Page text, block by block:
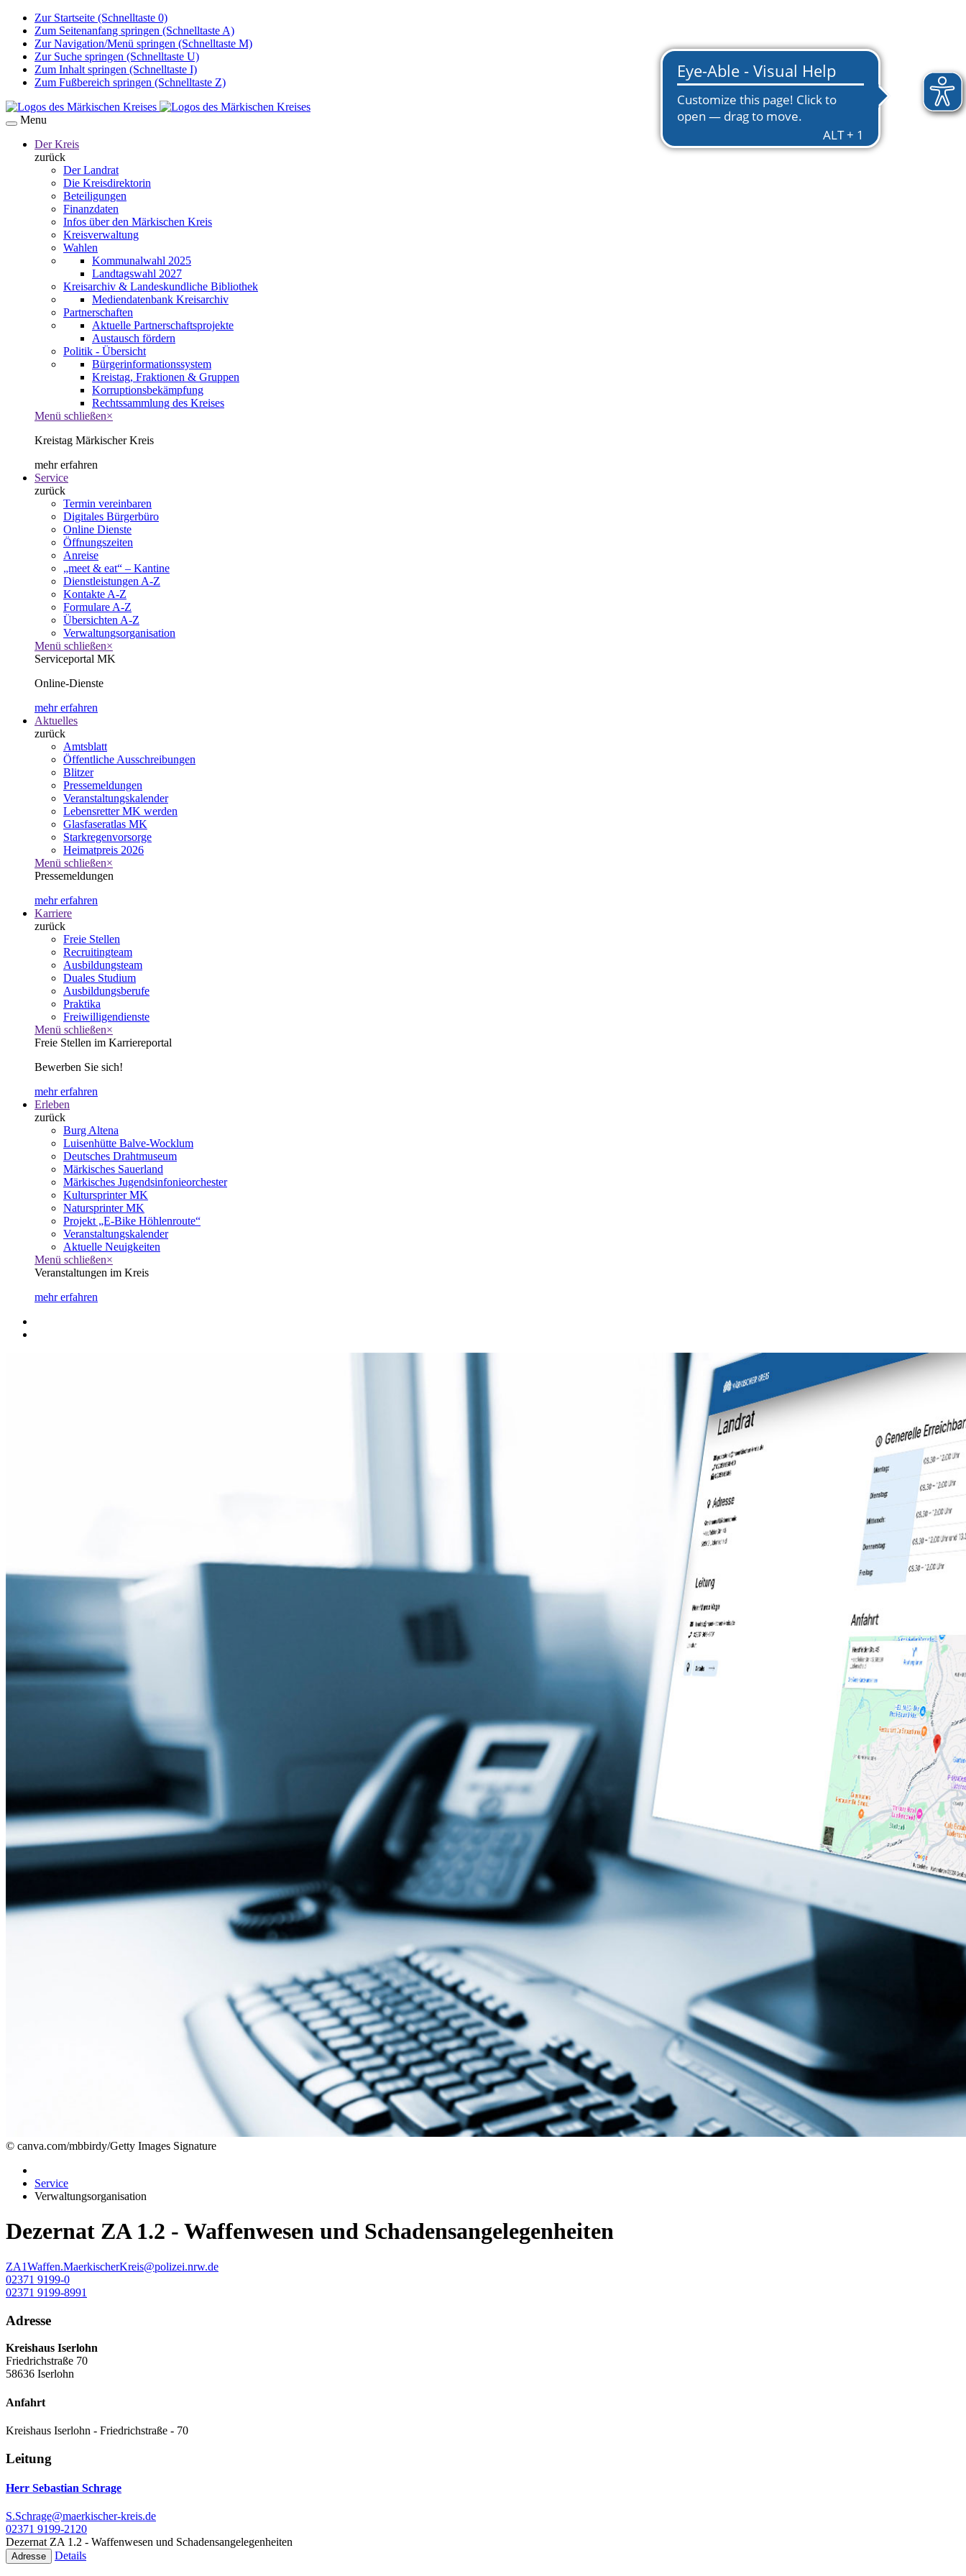
Zur Startseite (Schnelltaste 0)
Zum Seitenanfang springen (Schnelltaste A)
Zur Navigation/Menü springen (Schnelltaste M)
Zur Suche springen (Schnelltaste U)
Zum Inhalt springen (Schnelltaste I)
Zum Fußbereich springen (Schnelltaste Z)
Menu
Der Kreis
zurück
Der Landrat
Die Kreisdirektorin
Beteiligungen
Finanzdaten
Infos über den Märkischen Kreis
Kreisverwaltung
Wahlen
Kommunalwahl 2025
Landtagswahl 2027
Kreisarchiv & Landeskundliche Bibliothek
Mediendatenbank Kreisarchiv
Partnerschaften
Aktuelle Partnerschaftsprojekte
Austausch fördern
Politik - Übersicht
Bürgerinformationssystem
Kreistag, Fraktionen & Gruppen
Korruptionsbekämpfung
Rechtssammlung des Kreises
Menü schließen×
Kreistag Märkischer Kreis
mehr erfahren
Service
zurück
Termin vereinbaren
Digitales Bürgerbüro
Online Dienste
Öffnungszeiten
Anreise
„meet & eat“ – Kantine
Dienstleistungen A-Z
Kontakte A-Z
Formulare A-Z
Übersichten A-Z
Verwaltungsorganisation
Menü schließen×
Serviceportal MK
Online-Dienste
mehr erfahren
Aktuelles
zurück
Amtsblatt
Öffentliche Ausschreibungen
Blitzer
Pressemeldungen
Veranstaltungskalender
Lebensretter MK werden
Glasfaseratlas MK
Starkregenvorsorge
Heimatpreis 2026
Menü schließen×
Pressemeldungen
mehr erfahren
Karriere
zurück
Freie Stellen
Recruitingteam
Ausbildungsteam
Duales Studium
Ausbildungsberufe
Praktika
Freiwilligendienste
Menü schließen×
Freie Stellen im Karriereportal
Bewerben Sie sich!
mehr erfahren
Erleben
zurück
Burg Altena
Luisenhütte Balve-Wocklum
Deutsches Drahtmuseum
Märkisches Sauerland
Märkisches Jugendsinfonieorchester
Kultursprinter MK
Natursprinter MK
Projekt „E-Bike Höhlenroute“
Veranstaltungskalender
Aktuelle Neuigkeiten
Menü schließen×
Veranstaltungen im Kreis
mehr erfahren
© canva.com/mbbirdy/Getty Images Signature
Service
Verwaltungsorganisation
Dezernat ZA 1.2 - Waffenwesen und Schadensangelegenheiten
ZA1Waffen.MaerkischerKreis@polizei.nrw.de
02371 9199-0
02371 9199-8991
Adresse
Kreishaus Iserlohn
Friedrichstraße 70
58636 Iserlohn
Anfahrt
Kreishaus Iserlohn - Friedrichstraße - 70
Leitung
Herr Sebastian Schrage
S.Schrage@maerkischer-kreis.de
02371 9199-2120
Dezernat ZA 1.2 - Waffenwesen und Schadensangelegenheiten
Adresse Details